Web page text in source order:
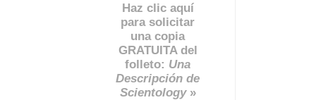
Haz clic aquí
para solicitar
una copia
GRATUITA del
folleto: Una
Descripción de
Scientology»